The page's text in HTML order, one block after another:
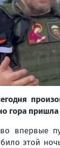
гора пришла
впервые
било этой